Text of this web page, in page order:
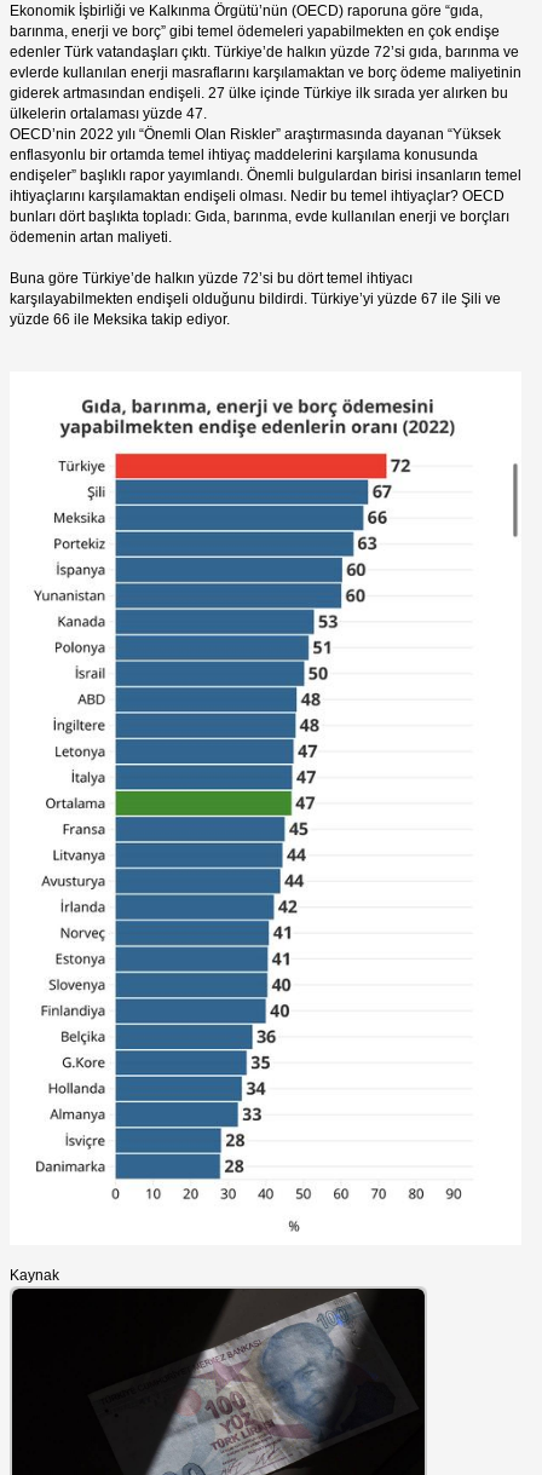
Ekonomik İşbirliği ve Kalkınma Örgütü’nün (OECD) raporuna göre “gıda,
barınma, enerji ve borç” gibi temel ödemeleri yapabilmekten en çok endişe
edenler Türk vatandaşları çıktı. Türkiye’de halkın yüzde 72’si gıda, barınma ve
evlerde kullanılan enerji masraflarını karşılamaktan ve borç ödeme maliyetinin
giderek artmasından endişeli. 27 ülke içinde Türkiye ilk sırada yer alırken bu
ülkelerin ortalaması yüzde 47.
OECD’nin 2022 yılı “Önemli Olan Riskler” araştırmasında dayanan “Yüksek
enflasyonlu bir ortamda temel ihtiyaç maddelerini karşılama konusunda
endişeler” başlıklı rapor yayımlandı. Önemli bulgulardan birisi insanların temel
ihtiyaçlarını karşılamaktan endişeli olması. Nedir bu temel ihtiyaçlar? OECD
bunları dört başlıkta topladı: Gıda, barınma, evde kullanılan enerji ve borçları
ödemenin artan maliyeti.
Buna göre Türkiye’de halkın yüzde 72’si bu dört temel ihtiyacı
karşılayabilmekten endişeli olduğunu bildirdi. Türkiye’yi yüzde 67 ile Şili ve
yüzde 66 ile Meksika takip ediyor.
Kaynak